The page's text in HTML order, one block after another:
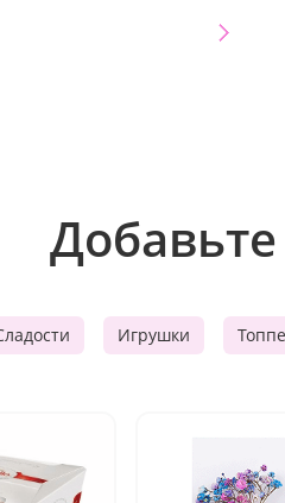
Добавьте
Игрушки